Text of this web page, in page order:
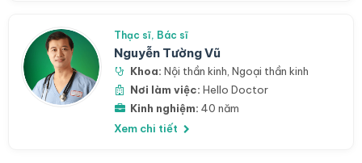
Thạc sĩ, Bác sĩ
Nguyễn Tường Vũ
Khoa: Nội thần kinh Ngoại thần kinh
Nơi làm việc: Hello Doctor
Kinh nghiệm: 40 năm
Xem chi tiết